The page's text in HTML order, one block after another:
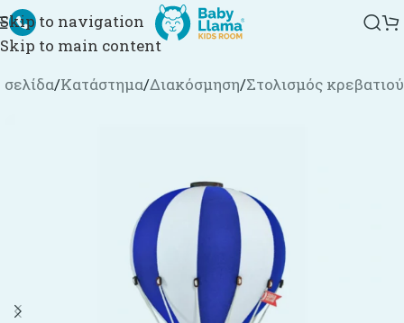
Skip to navigation
Skip to main content
/Κατάστημα/Διακόσμηση/Στολισμός κρεβατιού